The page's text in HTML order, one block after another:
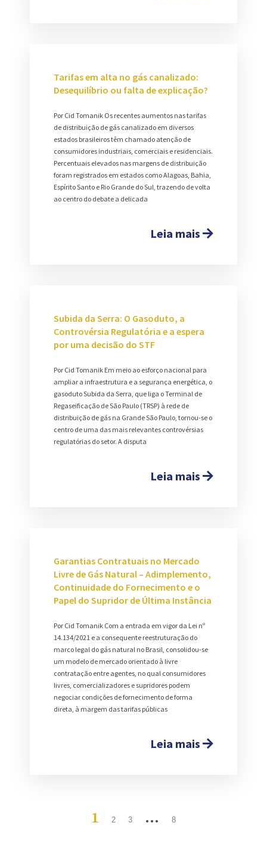
Tarifas em alta no gás canalizado:
Desequilíbrio ou falta de explicação?
Por Cid Tomanik Os recentes aumentos nas tarifas
de distribuição de gás canalizado em diversos
estados brasileiros têm chamado atenção de
consumidores industriais, comerciais e residenciais.
Percentuais elevados nas margens de distribuição
foram registrados em estados como Alagoas, Bahia,
Espírito Santo e Rio Grande do Sul, trazendo de volta
ao centro do debate a delicada
Leia mais
Subida da Serra: O Gasoduto, a
Controvérsia Regulatória e a espera
por uma decisão do STF
Por Cid Tomanik Em meio ao esforço nacional para
ampliar a infraestrutura e a segurança energética, o
gasoduto Subida da Serra, que liga o Terminal de
Regaseificação de São Paulo (TRSP) à rede de
distribuição de gás na Grande São Paulo, tornou-se o
centro de uma das mais relevantes controvérsias
regulatórias do setor. A disputa
Leia mais
Garantias Contratuais no Mercado
Livre de Gás Natural – Adimplemento,
Continuidade do Fornecimento e o
Papel do Supridor de Última Instância
Por Cid Tomanik Com a entrada em vigor da Lei nº
14.134/2021 e a consequente reestruturação do
marco legal do gás natural no Brasil, consolidou-se
um modelo de mercado orientado à livre
contratação entre agentes, no qual consumidores
livres, comercializadores e supridores podem
negociar condições de fornecimento de forma
direta, à margem das tarifas públicas
Leia mais
1 2 3 … 8